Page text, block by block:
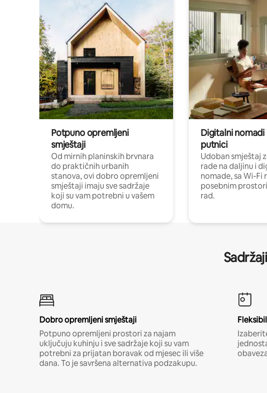
Potpuno opremljeni
smještaji
Od mirnih planinskih brvnara
do praktičnih urbanih
stanova, ovi dobro opremljeni
smještaji imaju sve sadržaje
koji su vam potrebni u vašem
domu.
Digitalni nomadi
putnici
Udoban smještaj
rade na daljinu i
nomade, sa Wi-Fi
posebnim
rad.
Dobro opremljeni smještaji
Potpuno opremljeni prostori za najam
uključuju kuhinju i sve sadržaje koji su vam
potrebni za prijatan boravak od mjesec ili više
dana. To je savršena alternativa podzakupu.